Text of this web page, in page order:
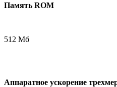
Память ROM
512 Мб
Аппаратное ускорение